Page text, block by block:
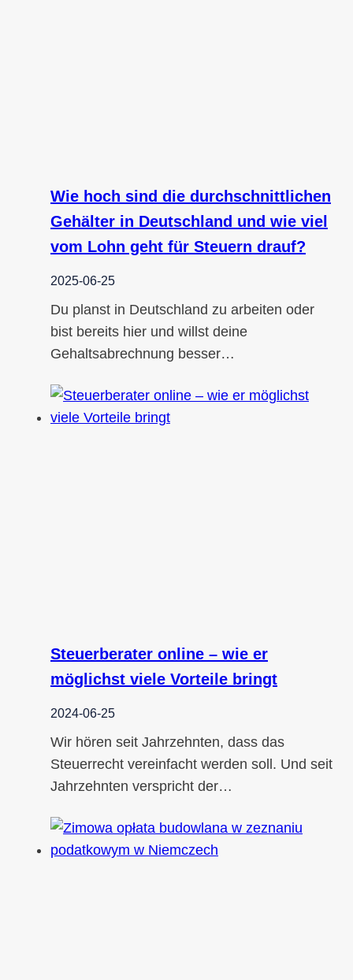
Wie hoch sind die durchschnittlichen
Gehälter in Deutschland und wie viel
vom Lohn geht für Steuern drauf?
2025-06-25
Du planst in Deutschland zu arbeiten oder
bist bereits hier und willst deine
Gehaltsabrechnung besser…
Steuerberater online – wie er
möglichst viele Vorteile bringt
2024-06-25
Wir hören seit Jahrzehnten, dass das
Steuerrecht vereinfacht werden soll. Und seit
Jahrzehnten verspricht der…